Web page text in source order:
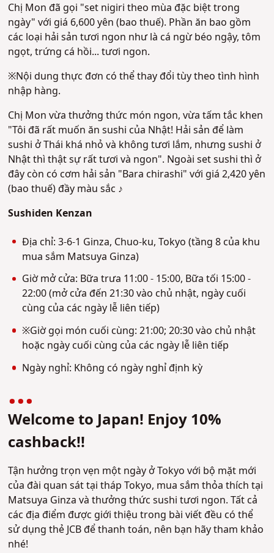
Chị Mon đã gọi "set nigiri theo mùa đặc biệt trong
ngày" với giá 6,600 yên (bao thuế). Phần ăn bao gồm
các loại hải sản tươi ngon như là cá ngừ béo ngậy, tôm
ngọt, trứng cá hồi... tươi ngon.
※Nội dung thực đơn có thể thay đổi tùy theo tình hình
nhập hàng.
Chị Mon vừa thưởng thức món ngon, vừa tấm tắc khen
"Tôi đã rất muốn ăn sushi của Nhật! Hải sản để làm
sushi ở Thái khá nhỏ và không tươi lắm, nhưng sushi ở
Nhật thì thật sự rất tươi và ngon". Ngoài set sushi thì ở
đây còn có cơm hải sản "Bara chirashi" với giá 2,420 yên
(bao thuế) đầy màu sắc ♪
Sushiden Kenzan
Địa chỉ: 3-6-1 Ginza, Chuo-ku, Tokyo (tầng 8 của khu
mua sắm Matsuya Ginza)
Giờ mở cửa: Bữa trưa 11:00 - 15:00, Bữa tối 15:00 -
22:00 (mở cửa đến 21:30 vào chủ nhật, ngày cuối
cùng của các ngày lễ liên tiếp)
※Giờ gọi món cuối cùng: 21:00; 20:30 vào chủ nhật
hoặc ngày cuối cùng của các ngày lễ liên tiếp
Ngày nghỉ: Không có ngày nghỉ định kỳ
Welcome to Japan! Enjoy 10%
cashback!!
Tận hưởng trọn vẹn một ngày ở Tokyo với bộ mặt mới
của đài quan sát tại tháp Tokyo, mua sắm thỏa thích tại
Matsuya Ginza và thưởng thức sushi tươi ngon. Tất cả
các địa điểm được giới thiệu trong bài viết đều có thể
sử dụng thẻ JCB để thanh toán, nên bạn hãy tham khảo
nhé!